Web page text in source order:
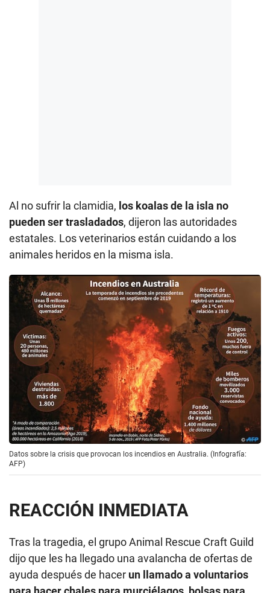
Al no sufrir la clamidia, los koalas de la isla no
pueden ser trasladados, dijeron las autoridades
estatales. Los veterinarios están cuidando a los
animales heridos en la misma isla.
Datos sobre la crisis que provocan los incendios en Australia. (Infografía:
AFP)
REACCIÓN INMEDIATA
Tras la tragedia, el grupo Animal Rescue Craft Guild
dijo que les ha llegado una avalancha de ofertas de
ayuda después de hacer un llamado a voluntarios